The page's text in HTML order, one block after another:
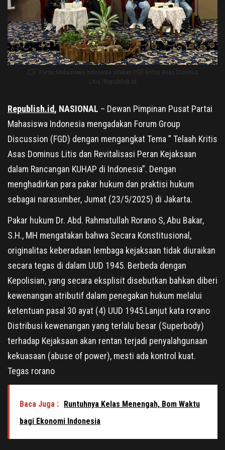
Partai Mahasiswa Indonesia adakan FGD Kritisi Asas Dominus
Litis./Republish.id
Republish.id, NASIONAL – Dewan Pimpinan Pusat Partai
Mahasiswa Indonesia mengadakan Forum Group
Discussion (FGD) dengan mengangkat Tema ” Telaah Kritis
Asas Dominus Litis dan Revitalisasi Peran Kejaksaan
dalam Rancangan KUHAP di Indonesia”. Dengan
menghadirkan para pakar hukum dan praktisi hukum
sebagai narasumber, Jumat (23/5/2025) di Jakarta.
Pakar hukum Dr. Abd. Rahmatullah Rorano S, Abu Bakar,
S.H., MH mengatakan bahwa Secara Konstitusional,
originalitas keberadaan lembaga kejaksaan tidak diuraikan
secara tegas di dalam UUD 1945. Berbeda dengan
Kepolisian, yang secara eksplisit disebutkan bahkan diberi
kewenangan atributif dalam penegakan hukum melalui
ketentuan pasal 30 ayat (4) UUD 1945.Lanjut kata rorano
Distribusi kewenangan yang terlalu besar (Superbody)
terhadap Kejaksaan akan rentan terjadi penyalahgunaan
kekuasaan (abuse of power), mesti ada kontrol kuat.
Tegas rorano
Baca Juga : Runtuhnya Kelas Menengah, Bom Waktu
bagi Ekonomi Indonesia